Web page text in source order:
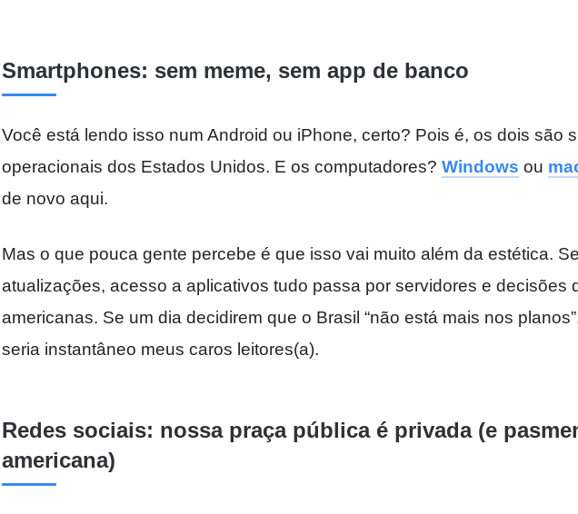
Smartphones: sem meme, sem app de banco
Você está lendo isso num Android ou iPhone, certo? Pois é, os dois são
operacionais dos Estados Unidos. E os computadores? Windows ou
de novo aqui.
Mas o que pouca gente percebe é que isso vai muito além da estética.
atualizações, acesso a aplicativos tudo passa por servidores e decisões
americanas. Se um dia decidirem que o Brasil “não está mais nos
seria instantâneo meus caros leitores(a).
Redes sociais: nossa praça pública é privada (e
americana)